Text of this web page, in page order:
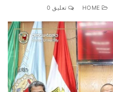
تعليق 0